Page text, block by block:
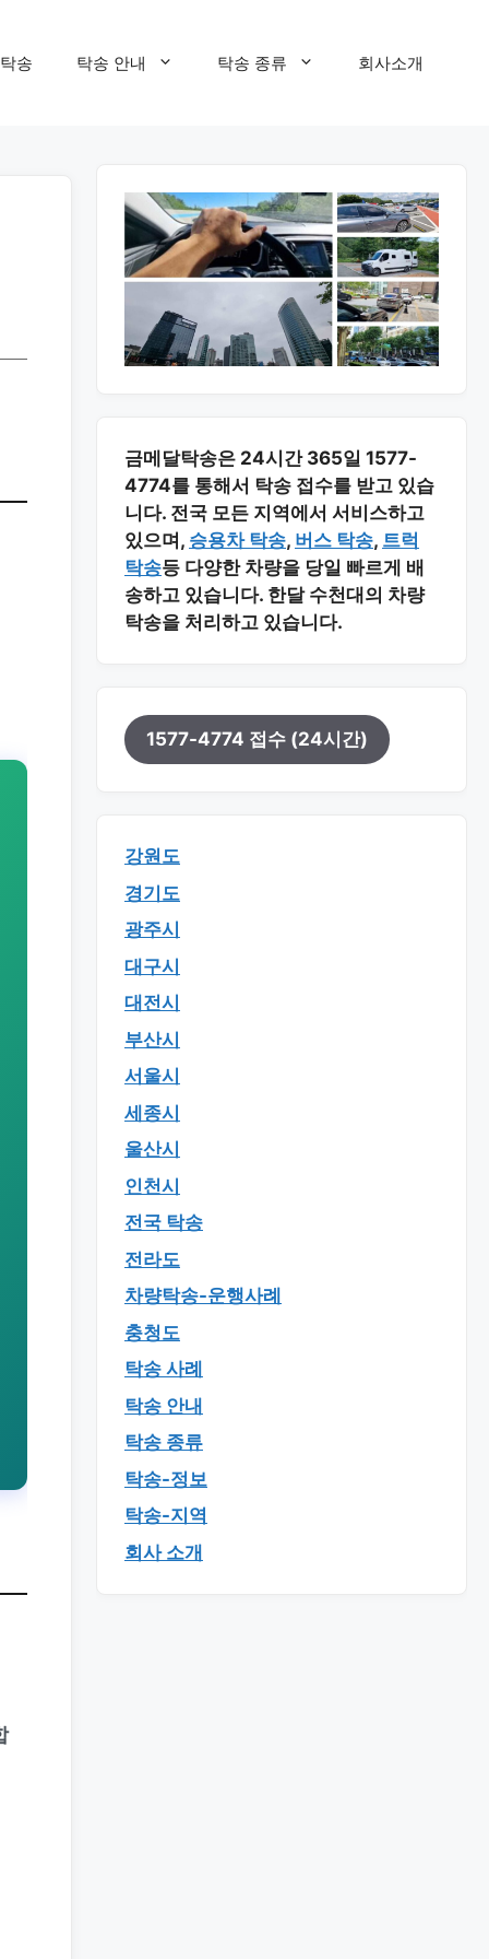
송 탁송 안내 탁송 종류 회사소개
금메달탁송은 24시간 365일 1577-
4774를 통해서 탁송 접수를 받고 있습
니다. 전국 모든 지역에서 서비스하고
있으며, 승용차 탁송, 버스 탁송, 트럭
탁송등 다양한 차량을 당일 빠르게 배
송하고 있습니다. 한달 수천대의 차량
탁송을 처리하고 있습니다.
1577-4774 접수 (24시간)
강원도
경기도
광주시
대구시
대전시
부산시
서울시
세종시
울산시
인천시
전국 탁송
전라도
차량탁송-운행사례
충청도
탁송 사례
탁송 안내
탁송 종류
탁송-정보
탁송-지역
회사 소개